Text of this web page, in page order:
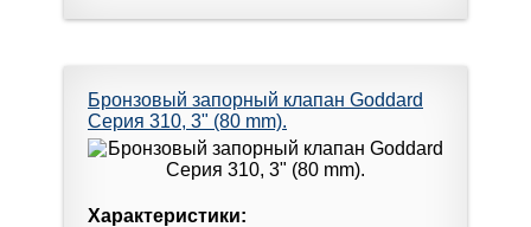
Бронзовый запорный клапан Goddard
Серия 310, 3" (80 mm).
Характеристики: